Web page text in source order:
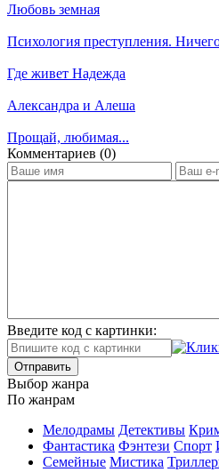
Любовь земная
Психология преступления.
Где живет Надежда
Александра и Алеша
Прощай, любимая...
Ком­мен­та­ри­ев (0)
Введите код с картинки:
Отправить
Вы­бор жан­ра
По жан­рам
Ме­ло­дра­мы Де­тек­ти­вы
Фан­та­сти­ка Фэн­те­зи Спорт
Се­мей­ные Мис­ти­ка